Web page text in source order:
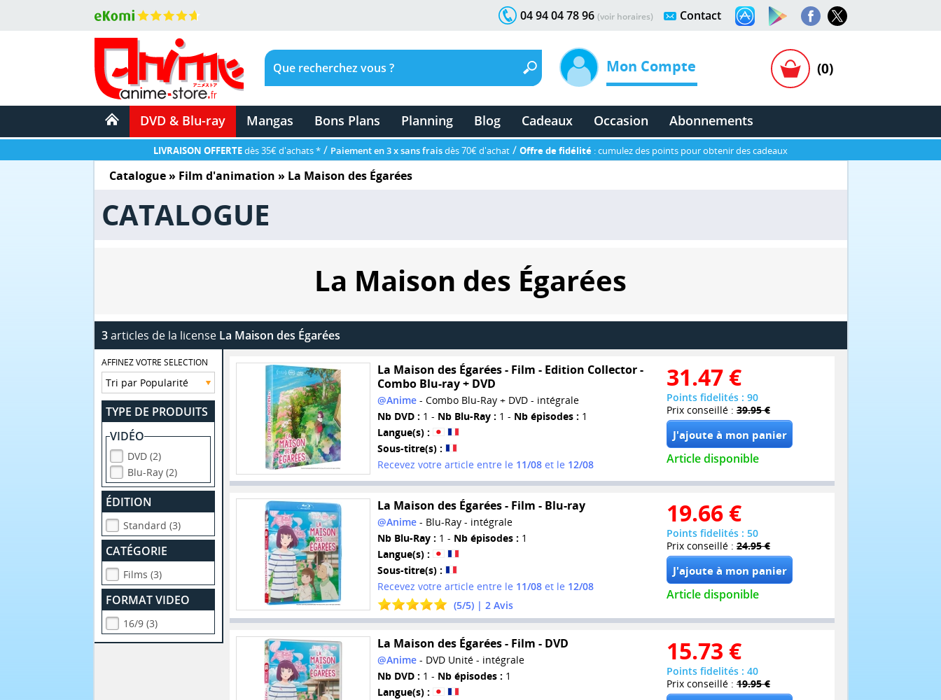
Contact
04 94 04 78 96 (voir horaires)
Mon Compte (0)
DVD & Blu-ray Mangas Bons Plans Planning Blog Cadeaux Occasion Abonnements
LIVRAISON OFFERTEdès 35€ d'achats * / Paiement en 3 x sans fraisdès 70€ d'achat / Offre de fidélité : cumulez des points pour obtenir des cadeaux
Catalogue» Film d'animation » La Maison des Égarées
CATALOGUE
La Maison des Égarées
3articles de la license La Maison des Égarées
AFFINEZ VOTRE SELECTION
TYPE DE PRODUITS
VIDÉO
DVD (2)
Blu-Ray (2)
ÉDITION
Standard (3)
CATÉGORIE
Films (3)
FORMAT VIDEO
16/9 (3)
La Maison des Égarées - Film - Edition Collector -
Combo Blu-ray + DVD
@Anime- Combo Blu-Ray + DVD - intégrale
Nb DVD : 1 - Nb Blu-Ray : 1 - Nb épisodes : 1
Langue(s) :
Sous-titre(s) :
Recevez votre article entre le 11/08et le 12/08
31.47 €
Points fidelités : 90
Prix conseillé : 39.95 €
Article disponible
La Maison des Égarées - Film - Blu-ray
@Anime- Blu-Ray - intégrale
Nb Blu-Ray : 1 - Nb épisodes : 1
Langue(s) :
Sous-titre(s) :
Recevez votre article entre le 11/08et le 12/08
(5/5) | 2Avis
19.66 €
Points fidelités : 50
Prix conseillé : 24.95 €
Article disponible
La Maison des Égarées - Film - DVD
@Anime- DVD Unité - intégrale
Nb DVD : 1 - Nb épisodes : 1
Langue(s) :
15.73 €
Points fidelités : 40
Prix conseillé : 19.95 €